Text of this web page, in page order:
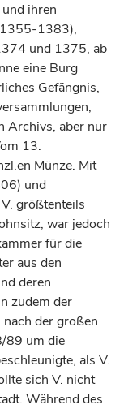
ihren
1383),
und 1375, ab
eine Burg
Gefängnis,
Archivs, aber nur
13.
Münze. Mit
und
größtenteils
war jedoch
für die
aus den
deren
zudem der
der großen
89 um die
als V.
sich V. nicht
Während des